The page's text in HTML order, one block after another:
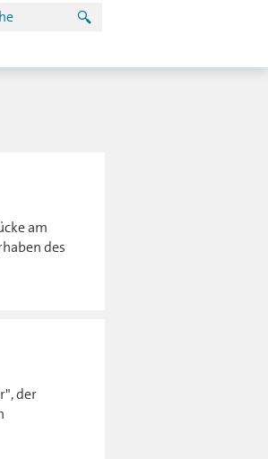
am
des
der